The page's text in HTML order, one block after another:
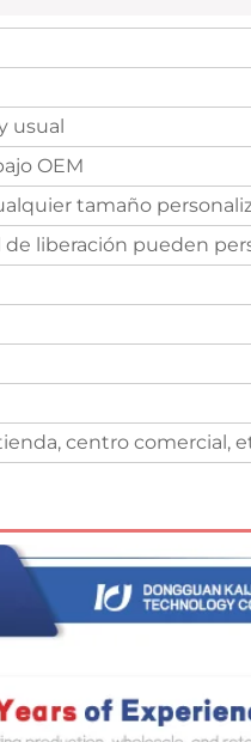
usual
OEM
tamaño
liberación pueden
centro comercial,